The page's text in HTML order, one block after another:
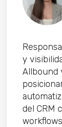
y
Allbound
del CRM